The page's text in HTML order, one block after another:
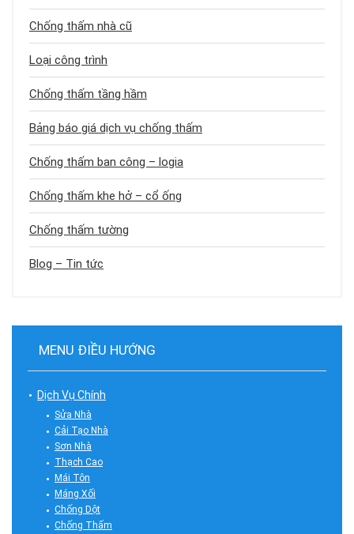
Chống thấm nhà cũ
Loại công trình
Chống thấm tầng hầm
Bảng báo giá dịch vụ chống thấm
Chống thấm ban công – logia
Chống thấm khe hở – cổ ống
Chống thấm tường
Blog – Tin tức
MENU ĐIỀU HƯỚNG
Dịch Vụ Chính
Sửa Nhà
Cải Tạo Nhà
Sơn Nhà
Thạch Cao
Mái Tôn
Máng Xối
Chống Dột
Chống Thấm